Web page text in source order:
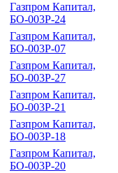
Газпром Капитал,
БО-003Р-24
Газпром Капитал,
БО-003Р-07
Газпром Капитал,
БО-003Р-27
Газпром Капитал,
БО-003Р-21
Газпром Капитал,
БО-003Р-18
Газпром Капитал,
БО-003Р-20